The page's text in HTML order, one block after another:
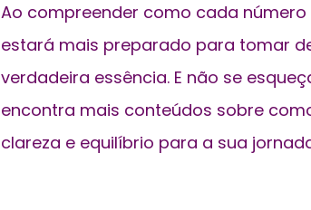
Ao compreender como cada
estará mais preparado para tomar
verdadeira essência. E não se
encontra mais conteúdos sobre
clareza e equilíbrio para a sua